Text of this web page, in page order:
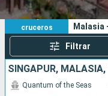
Puertos
4
cruceros
Sus
Malasia
Filtrar
SINGAPUR,
Quantum of the Seas